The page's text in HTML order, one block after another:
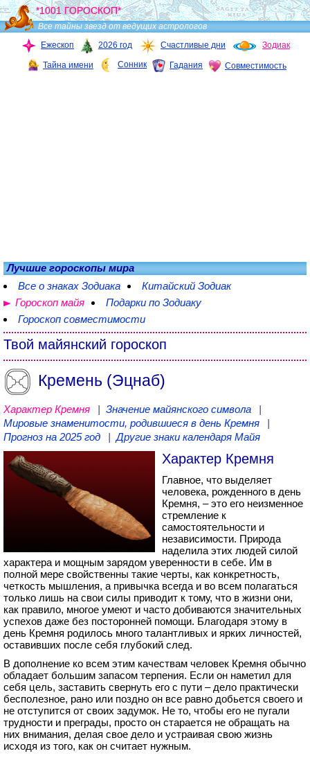
*1001 ГОРОСКОП*
Все тайны звезд от ведущих астрологов
Ежескоп
2026 год Счастливые дни Зодиак
Тайна имени Сонник Гадания Совместимость
Лучшие гороскопы мира
Все о знаках Зодиака
Китайский Зодиак
Гороскоп майя
Подарки по Зодиаку
Гороскоп совместимости
Твой майянский гороскоп
Кремень (Эцнаб)
Характер Кремня | Значение майянского символа
|
Мировые знаменитости, родившиеся в день Кремня
|
Прогноз на 2025 год
|Другие знаки календаря Майя
Характер Кремня
Главное, что выделяет
человека, рожденного в день
Кремня, – это его неизменное
стремление к
самостоятельности и
независимости. Природа
наделила этих людей силой
характера и мощным зарядом уверенности в себе. Им в
полной мере свойственны такие черты, как конкретность,
четкость мышления, а привычка всегда и во всем полагаться
только лишь на свои силы приводит к тому, что в жизни они,
как правило, многое умеют и часто добиваются значительных
успехов даже без посторонней помощи. Благодаря этому в
день Кремня родилось много талантливых и ярких личностей,
оставивших после себя глубокий след.
В дополнение ко всем этим качествам человек Кремня обычно
обладает большим запасом терпения. Если он наметил для
себя цель, заставить свернуть его с пути – дело практически
бесполезное, рано или поздно он все равно добьется своего и
не отступится от своих задумок. Не то, чтобы его не пугали
трудности и преграды, просто он старается не обращать на
них внимания, делая свое дело и устраивая свою жизнь
исходя из того, как он считает нужным.